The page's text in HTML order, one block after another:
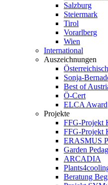
Salzburg
Steiermark
Tirol
Vorarlberg
Wien
International
Auszeichnungen
Sonja-
Best of
Ö-Cert
ELCA Award
Projekte
FFG-Projekt
FFG-Projekt
ERASMUS
Garden
ARCADIA
Beratung